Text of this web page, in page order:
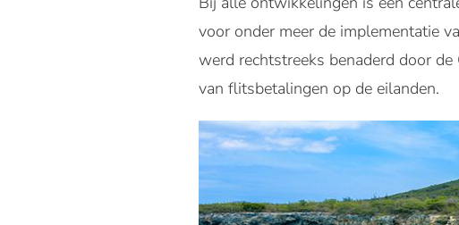
voor onder meer de implementatie
werd rechtstreeks benaderd door
van flitsbetalingen op de eilanden.